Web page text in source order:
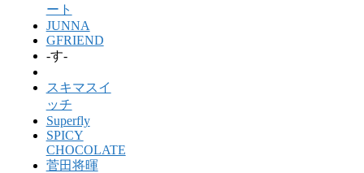
ート
JUNNA
GFRIEND
-す-
スキマスイ
ッチ
Superfly
SPICY
CHOCOLATE
菅田将暉